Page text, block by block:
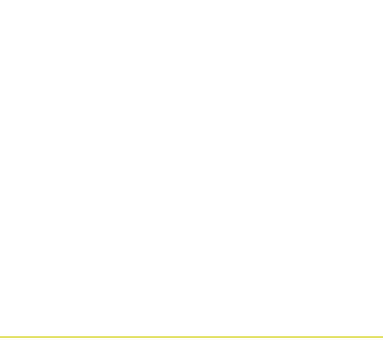
favoris,
votre profil